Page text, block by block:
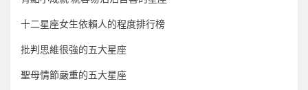
十二星座女生依賴人的程度排行榜
批判思維很強的五大星座
聖母情節嚴重的五大星座